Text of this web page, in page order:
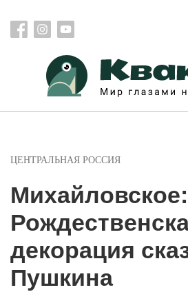
ЦЕНТРАЛЬНАЯ РОССИЯ
Михайловское:
декорация
Пушкина